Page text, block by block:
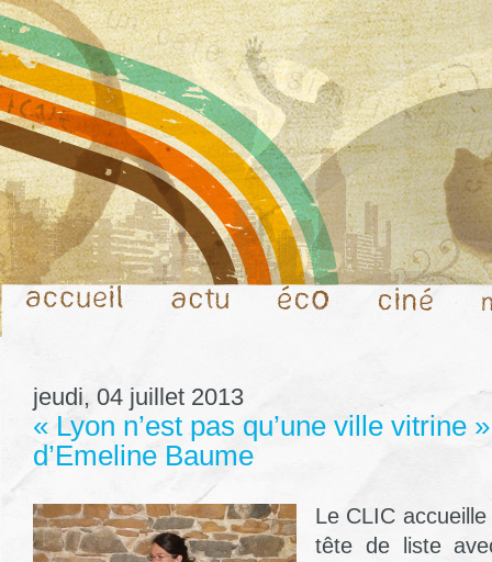
jeudi, 04 juillet 2013
« Lyon n’est pas qu’une ville vitrine
d’Emeline Baume
Le CLIC
tête de liste